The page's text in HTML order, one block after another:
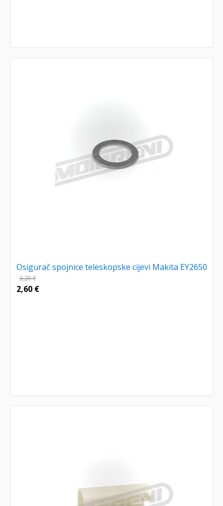
Osigurač spojnice teleskopske cijevi Makita EY2650
3,20€
2,60 €